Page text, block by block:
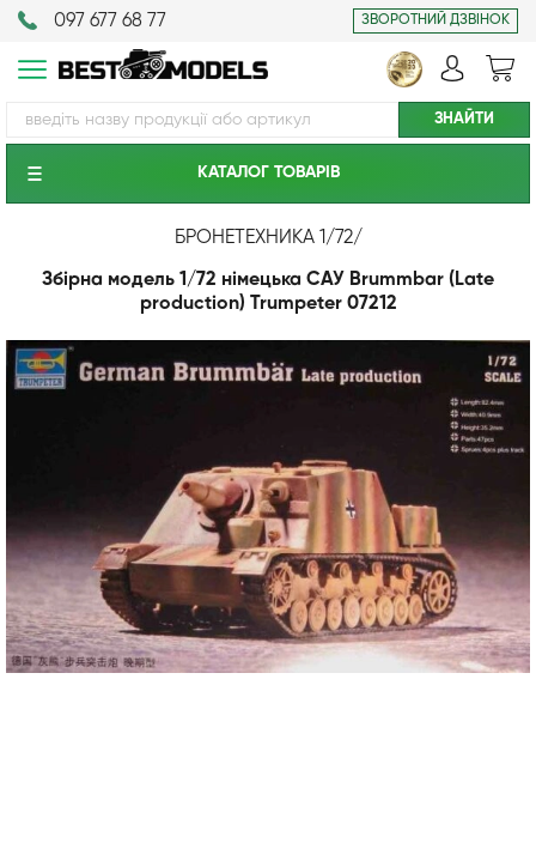
097 677 68 77 ЗВОРОТНИЙ ДЗВІНОК
КАТАЛОГ ТОВАРIВ
БРОНЕТЕХНИКА 1/72/
Збірна модель 1/72 німецька САУ Brummbar (Late
production) Trumpeter 07212